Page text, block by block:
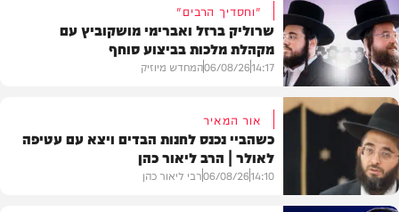
סינגלים
"וחסדיך הרבים"
שרוליק ברזל ואברימי מושקוביץ עם
מקהלת מלכות בביצוע סוחף
14:17
06/08/26המחדש מיוזיק
אור המאיר
כשהביי נכנס לחנות הבדים ויצא עם עטיפה
לאולר | הרב ליאור כהן
14:10
06/08/26רבי ליאור כהן